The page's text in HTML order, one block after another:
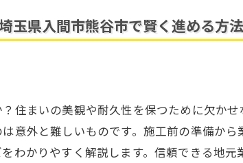
玉県入間市熊谷市で賢く進める方法
住まいの美観や耐久性を保つために欠か
意外と難しいものです。施工前の準備か
わかりやすく解説します。信頼できる地